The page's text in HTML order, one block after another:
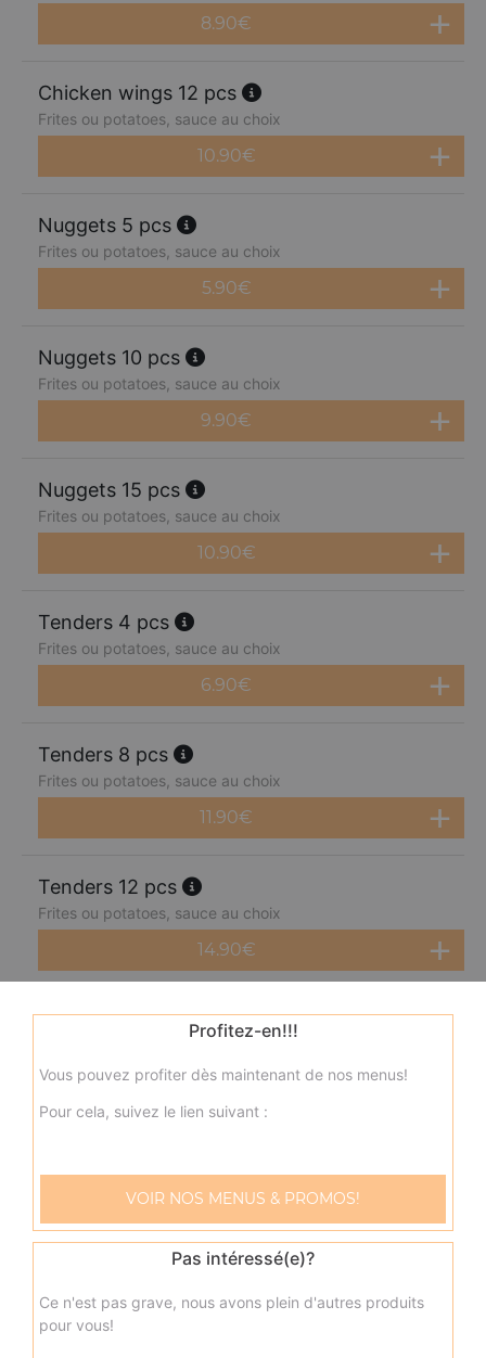
8.90€
Chicken wings 12 pcs
Frites ou potatoes, sauce au choix
10.90€
Nuggets 5 pcs
Frites ou potatoes, sauce au choix
5.90€
Nuggets 10 pcs
Frites ou potatoes, sauce au choix
9.90€
Nuggets 15 pcs
Frites ou potatoes, sauce au choix
10.90€
Tenders 4 pcs
Frites ou potatoes, sauce au choix
6.90€
Tenders 8 pcs
Frites ou potatoes, sauce au choix
11.90€
Tenders 12 pcs
Frites ou potatoes, sauce au choix
14.90€
Onion rings 10 pcs
8.90€
Frites ou potatoes, sauce au choix
Profitez-en!!!
Vous pouvez profiter dès maintenant de nos menus!
Pour cela, suivez le lien suivant :
VOIR NOS MENUS & PROMOS!
Pas intéressé(e)?
Ce n'est pas grave, nous avons plein d'autres produits
pour vous!